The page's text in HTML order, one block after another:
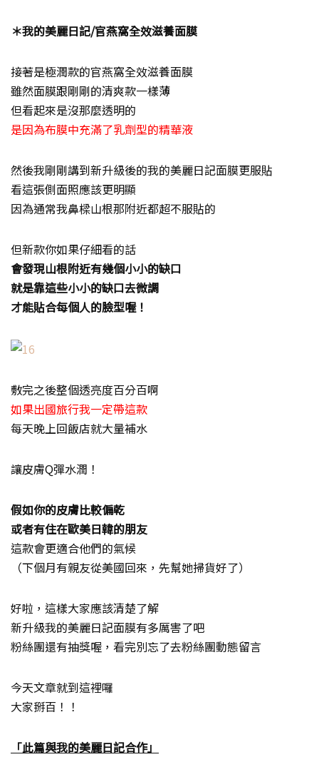
＊我的美麗日記/官燕窩全效滋養面膜
接著是極潤款的官燕窩全效滋養面膜
雖然面膜跟剛剛的清爽款一樣薄
但看起來是沒那麼透明的
是因為布膜中充滿了乳劑型的精華液
然後我剛剛講到新升級後的我的美麗日記面膜更服貼
看這張側面照應該更明顯
因為通常我鼻樑山根那附近都超不服貼的
但新款你如果仔細看的話
會發現山根附近有幾個小小的缺口
就是靠這些小小的缺口去微調
才能貼合每個人的臉型喔！
敷完之後整個透亮度百分百啊
如果出國旅行我一定帶這款
每天晚上回飯店就大量補水
讓皮膚Q彈水潤！
假如你的皮膚比較偏乾
或者有住在歐美日韓的朋友
這款會更適合他們的氣候
（下個月有親友從美國回來，先幫她掃貨好了）
好啦，這樣大家應該清楚了解
新升級我的美麗日記面膜有多厲害了吧
粉絲團還有抽獎喔，看完別忘了去粉絲團動態留言
今天文章就到這裡囉
大家掰百！！
「此篇與我的美麗日記合作」